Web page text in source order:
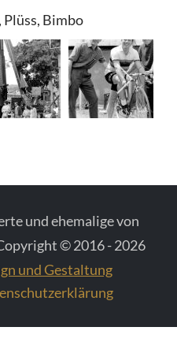
Bimbo
und ehemalige von
© 2016 - 2026
und Gestaltung